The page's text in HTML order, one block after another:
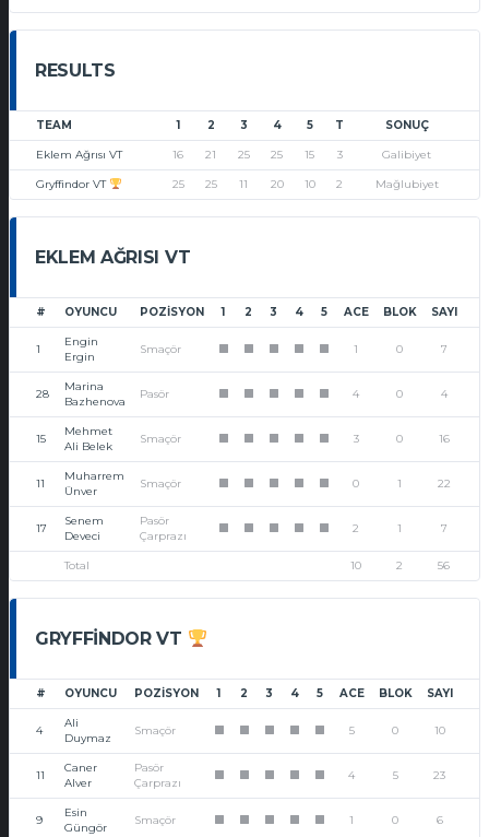
RESULTS
TEAM 1 2 3 4 5 T SONUÇ
Eklem Ağrısı VT 16 21 25 25 15 3 Galibiyet
Gryffindor VT 25 25 11 20 10 2 Mağlubiyet
EKLEM AĞRISI VT
# OYUNCU POZISYON 1 2 3 4 5 ACE BLOK SAYI
1
Engin
Ergin
Smaçör 1 0 7
28
Marina
Bazhenova
Pasör 4 0 4
15
Mehmet
Ali Belek
Smaçör 3 0 16
11
Muharrem
Ünver
Smaçör 0 1 22
17
Senem
Deveci
Pasör
Çarprazı
2 1 7
Total 10 2 56
GRYFFINDOR VT
# OYUNCU POZISYON 1 2 3 4 5 ACE BLOK SAYI
4
Ali
Duymaz
Smaçör 5 0 10
11
Caner
Alver
Pasör
Çarprazı
4 5 23
9
Esin
Güngör
Smaçör 1 0 6